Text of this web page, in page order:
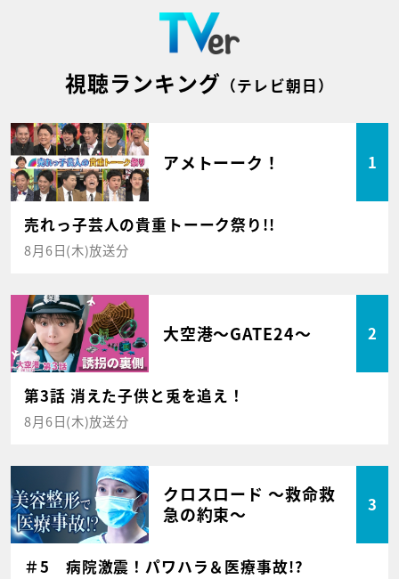
視聴ランキング （テレビ朝日）
アメトーーク！ 1
売れっ子芸人の貴重トーーク祭り!!
8月6日(木)放送分
大空港～GATE24～ 2
第3話 消えた子供と兎を追え！
8月6日(木)放送分
クロスロード ～救命救
急の約束～
3
＃5 病院激震！パワハラ＆医療事故!?